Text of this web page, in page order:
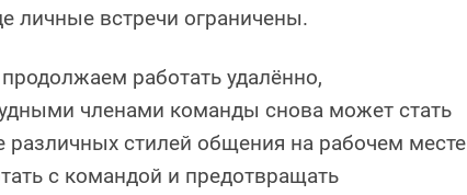
личные встречи ограничены.
работать удалённо,
членами команды снова может стать
стилей общения на рабочем месте
с командой и предотвращать